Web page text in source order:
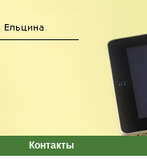
Контакты